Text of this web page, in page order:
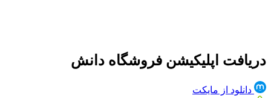
دریافت اپلیکیشن فروشگاه دانش
دانلود از مایکت